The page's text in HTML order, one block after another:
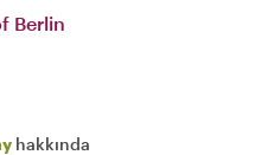
Berlin
hakkında